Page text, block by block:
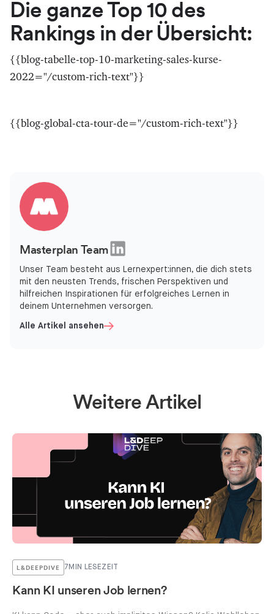
Die ganze Top 10 des
Rankings in der Übersicht:
{{blog-tabelle-top-10-marketing-sales-kurse-
2022="/custom-rich-text"}}
{{blog-global-cta-tour-de="/custom-rich-text"}}
Masterplan Team
Unser Team besteht aus Lernexpert:innen, die dich stets
mit den neusten Trends, frischen Perspektiven und
hilfreichen Inspirationen für erfolgreiches Lernen in
deinem Unternehmen versorgen.
Alle Artikel ansehen
Weitere Artikel
L&DEEPDIVE 7 MIN LESEZEIT
Kann KI unseren Job lernen?